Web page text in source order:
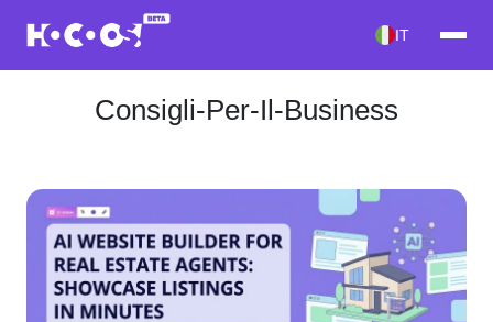
IT
Consigli-Per-Il-Business